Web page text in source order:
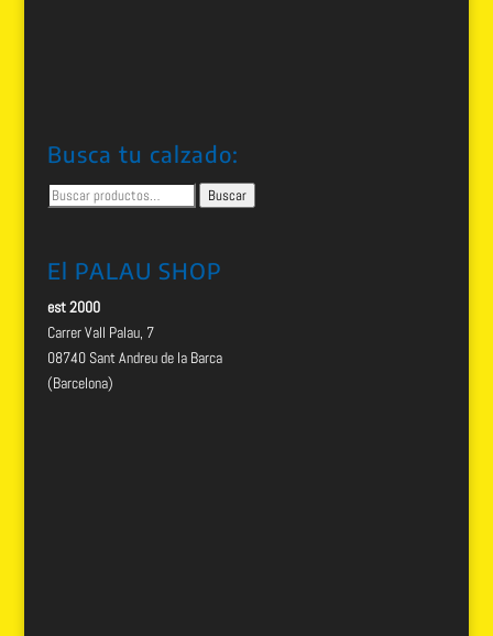
Busca tu calzado:
Buscar
por:
Buscar
El PALAU SHOP
est 2000
Carrer Vall Palau, 7
08740 Sant Andreu de la Barca
(Barcelona)